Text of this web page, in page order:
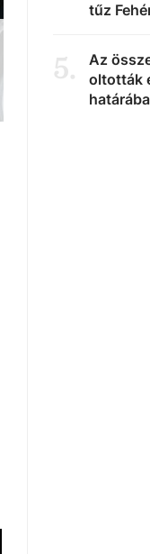
tűz
5.
Az
oltották